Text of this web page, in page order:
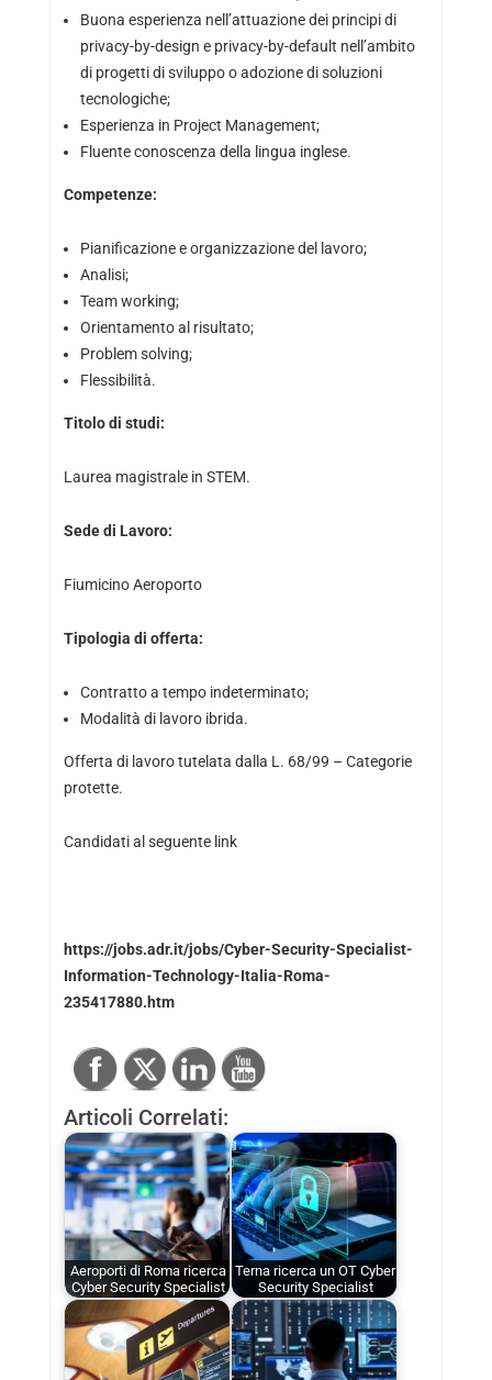
Buona esperienza nell’attuazione dei principi di
privacy-by-design e privacy-by-default nell’ambito
di progetti di sviluppo o adozione di soluzioni
tecnologiche;
Esperienza in Project Management;
Fluente conoscenza della lingua inglese.
Competenze:
Pianificazione e organizzazione del lavoro;
Analisi;
Team working;
Orientamento al risultato;
Problem solving;
Flessibilità.
Titolo di studi:
Laurea magistrale in STEM.
Sede di Lavoro:
Fiumicino Aeroporto
Tipologia di offerta:
Contratto a tempo indeterminato;
Modalità di lavoro ibrida.
Offerta di lavoro tutelata dalla L. 68/99 – Categorie
protette.
Candidati al seguente link
https://jobs.adr.it/jobs/Cyber-Security-Specialist-
Information-Technology-Italia-Roma-
235417880.htm
Articoli Correlati:
Aeroporti di Roma ricerca
Cyber Security Specialist
Terna ricerca un OT Cyber
Security Specialist